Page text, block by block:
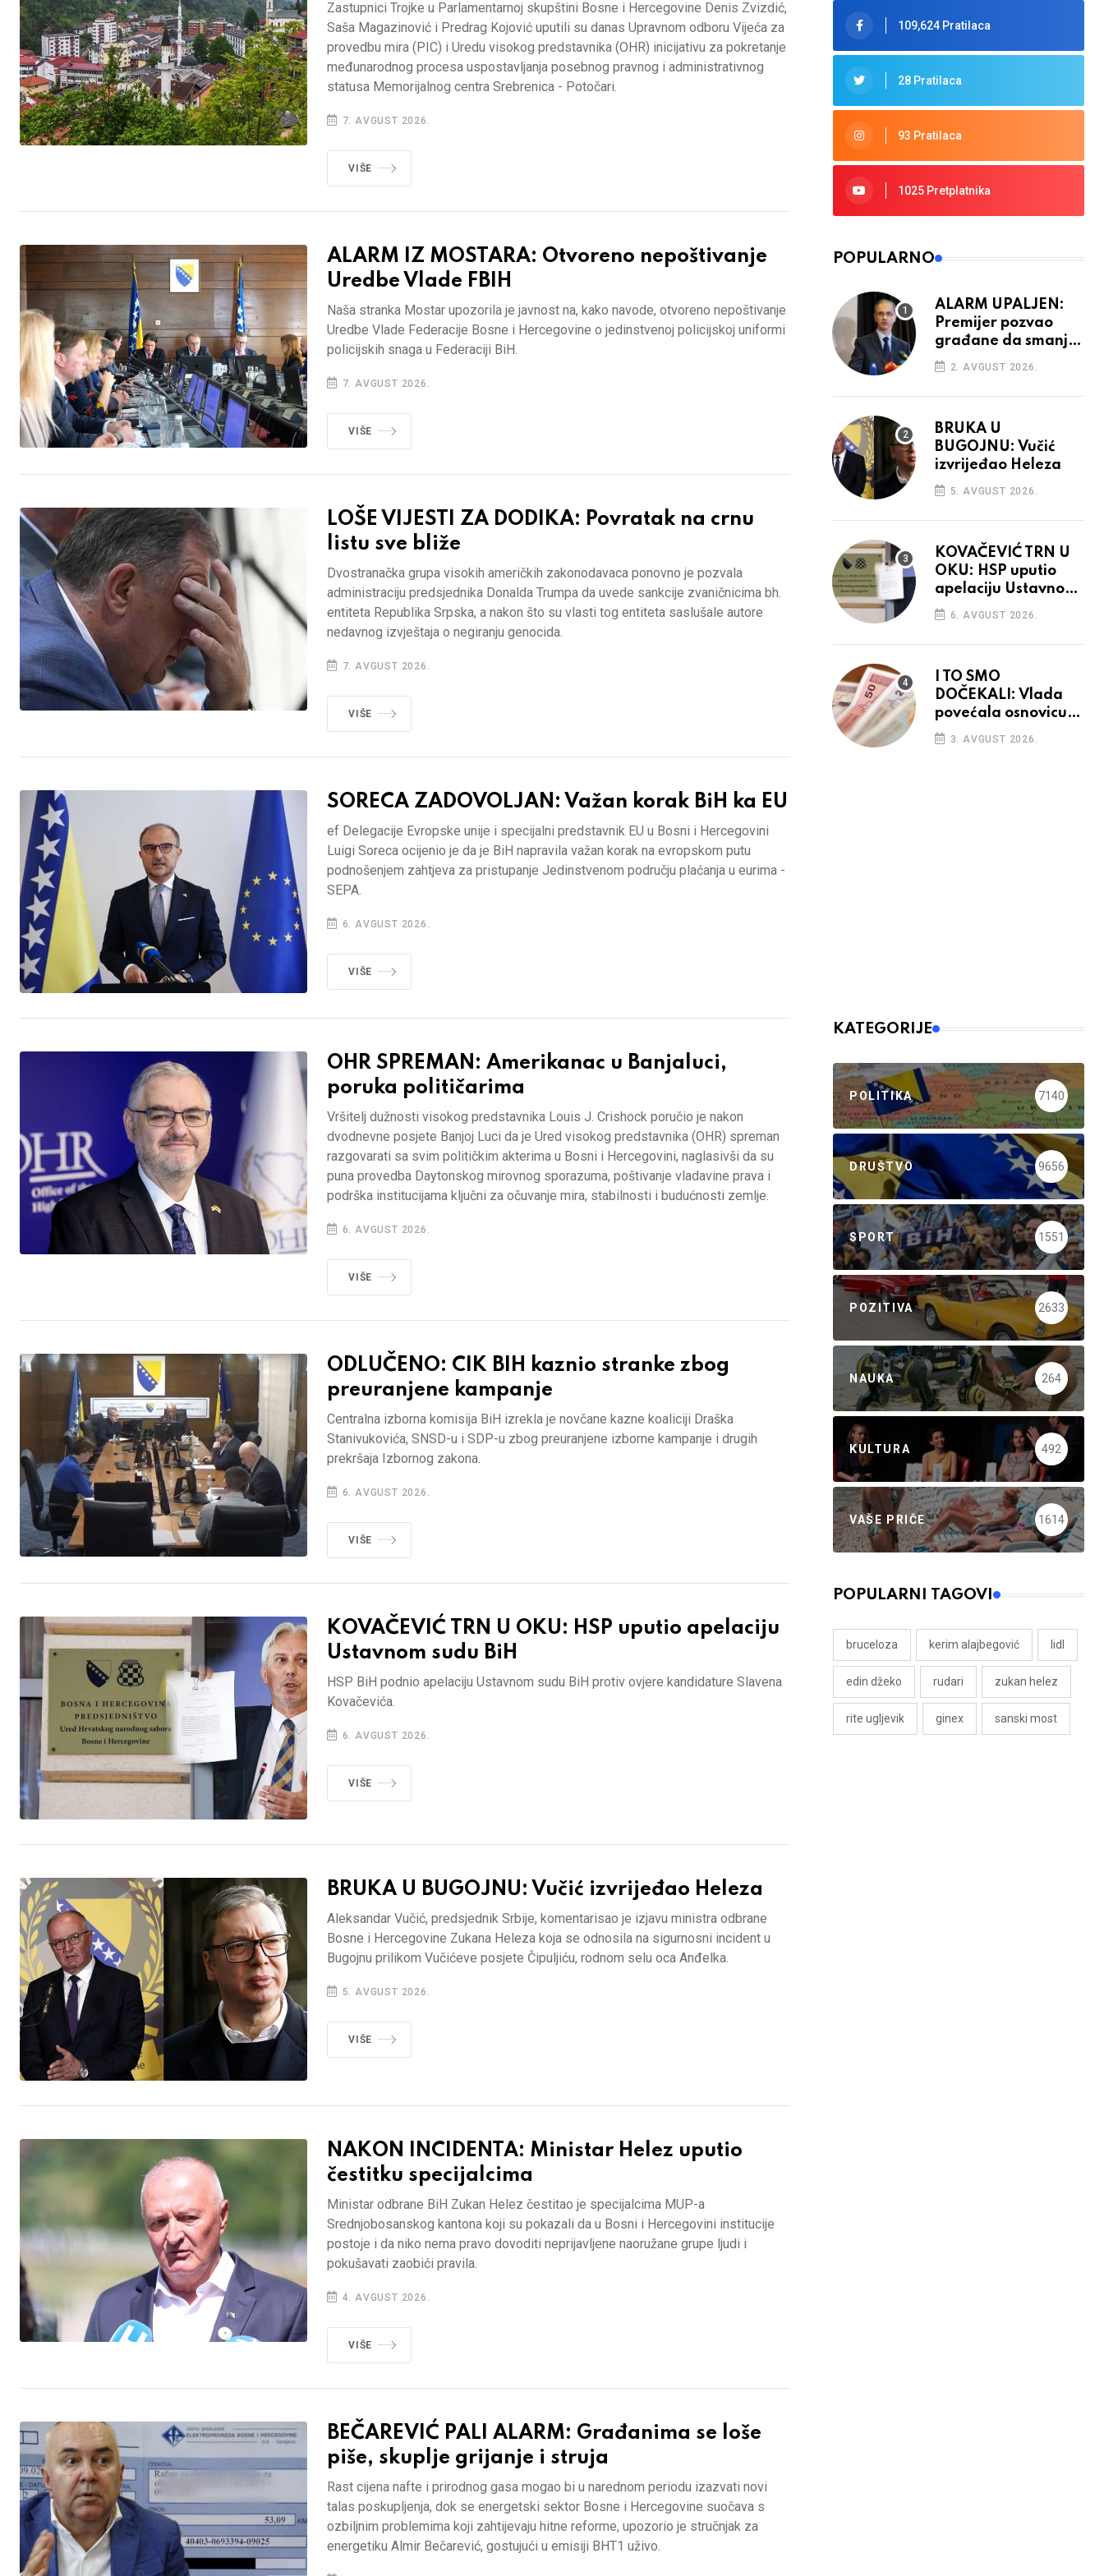
Zastupnici Trojke u Parlamentarnoj skupštini Bosne i Hercegovine Denis Zvizdić,
Saša Magazinović i Predrag Kojović uputili su danas Upravnom odboru Vijeća za
provedbu mira (PIC) i Uredu visokog predstavnika (OHR) inicijativu za pokretanje
međunarodnog procesa uspostavljanja posebnog pravnog i administrativnog
statusa Memorijalnog centra Srebrenica - Potočari.
7. AVGUST 2026.
VIŠE
ALARM IZ MOSTARA: Otvoreno nepoštivanje
Uredbe Vlade FBIH
Naša stranka Mostar upozorila je javnost na, kako navode, otvoreno nepoštivanje
Uredbe Vlade Federacije Bosne i Hercegovine o jedinstvenoj policijskoj uniformi
policijskih snaga u Federaciji BiH.
7. AVGUST 2026.
VIŠE
LOŠE VIJESTI ZA DODIKA: Povratak na crnu
listu sve bliže
Dvostranačka grupa visokih američkih zakonodavaca ponovno je pozvala
administraciju predsjednika Donalda Trumpa da uvede sankcije zvaničnicima bh.
entiteta Republika Srpska, a nakon što su vlasti tog entiteta saslušale autore
nedavnog izvještaja o negiranju genocida.
7. AVGUST 2026.
VIŠE
SORECA ZADOVOLJAN: Važan korak BiH ka EU
ef Delegacije Evropske unije i specijalni predstavnik EU u Bosni i Hercegovini
Luigi Soreca ocijenio je da je BiH napravila važan korak na evropskom putu
podnošenjem zahtjeva za pristupanje Jedinstvenom području plaćanja u eurima -
SEPA.
6. AVGUST 2026.
VIŠE
OHR SPREMAN: Amerikanac u Banjaluci,
poruka političarima
Vršitelj dužnosti visokog predstavnika Louis J. Crishock poručio je nakon
dvodnevne posjete Banjoj Luci da je Ured visokog predstavnika (OHR) spreman
razgovarati sa svim političkim akterima u Bosni i Hercegovini, naglasivši da su
puna provedba Daytonskog mirovnog sporazuma, poštivanje vladavine prava i
podrška institucijama ključni za očuvanje mira, stabilnosti i budućnosti zemlje.
6. AVGUST 2026.
VIŠE
ODLUČENO: CIK BIH kaznio stranke zbog
preuranjene kampanje
Centralna izborna komisija BiH izrekla je novčane kazne koaliciji Draška
Stanivukovića, SNSD-u i SDP-u zbog preuranjene izborne kampanje i drugih
prekršaja Izbornog zakona.
6. AVGUST 2026.
VIŠE
KOVAČEVIĆ TRN U OKU: HSP uputio apelaciju
Ustavnom sudu BiH
HSP BiH podnio apelaciju Ustavnom sudu BiH protiv ovjere kandidature Slavena
Kovačevića.
6. AVGUST 2026.
VIŠE
BRUKA U BUGOJNU: Vučić izvrijeđao Heleza
Aleksandar Vučić, predsjednik Srbije, komentarisao je izjavu ministra odbrane
Bosne i Hercegovine Zukana Heleza koja se odnosila na sigurnosni incident u
Bugojnu prilikom Vučićeve posjete Čipuljiću, rodnom selu oca Anđelka.
5. AVGUST 2026.
VIŠE
NAKON INCIDENTA: Ministar Helez uputio
čestitku specijalcima
Ministar odbrane BiH Zukan Helez čestitao je specijalcima MUP-a
Srednjobosanskog kantona koji su pokazali da u Bosni i Hercegovini institucije
postoje i da niko nema pravo dovoditi neprijavljene naoružane grupe ljudi i
pokušavati zaobići pravila.
4. AVGUST 2026.
VIŠE
BEČAREVIĆ PALI ALARM: Građanima se loše
piše, skuplje grijanje i struja
Rast cijena nafte i prirodnog gasa mogao bi u narednom periodu izazvati novi
talas poskupljenja, dok se energetski sektor Bosne i Hercegovine suočava s
ozbiljnim problemima koji zahtijevaju hitne reforme, upozorio je stručnjak za
energetiku Almir Bečarević, gostujući u emisiji BHT1 uživo.
109,624 Pratilaca
28 Pratilaca
93 Pratilaca
1025 Pretplatnika
POPULARNO
ALARM UPALJEN:
Premijer pozvao
građane da smanje
potrošnju struje
2. AVGUST 2026.
BRUKA U
BUGOJNU: Vučić
izvrijeđao Heleza
5. AVGUST 2026.
KOVAČEVIĆ TRN U
OKU: HSP uputio
apelaciju Ustavnom
sudu BiH
6. AVGUST 2026.
I TO SMO
DOČEKALI: Vlada
povećala osnovicu
za obračun plaća
budžetskim
3. AVGUST 2026.
KATEGORIJE
POLITIKA 7140
DRUŠTVO 9656
SPORT 1551
POZITIVA 2633
NAUKA 264
KULTURA 492
VAŠE PRIČE 1614
POPULARNI TAGOVI
bruceloza kerim alajbegović lidl
edin džeko rudari zukan helez
rite ugljevik ginex sanski most